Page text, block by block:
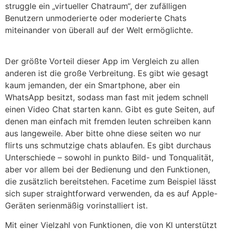
struggle ein „virtueller Chatraum“, der zufälligen
Benutzern unmoderierte oder moderierte Chats
miteinander von überall auf der Welt ermöglichte.
Der größte Vorteil dieser App im Vergleich zu allen
anderen ist die große Verbreitung. Es gibt wie gesagt
kaum jemanden, der ein Smartphone, aber ein
WhatsApp besitzt, sodass man fast mit jedem schnell
einen Video Chat starten kann. Gibt es gute Seiten, auf
denen man einfach mit fremden leuten schreiben kann
aus langeweile. Aber bitte ohne diese seiten wo nur
flirts uns schmutzige chats ablaufen. Es gibt durchaus
Unterschiede – sowohl in punkto Bild- und Tonqualität,
aber vor allem bei der Bedienung und den Funktionen,
die zusätzlich bereitstehen. Facetime zum Beispiel lässt
sich super straightforward verwenden, da es auf Apple-
Geräten serienmäßig vorinstalliert ist.
Mit einer Vielzahl von Funktionen, die von KI unterstützt